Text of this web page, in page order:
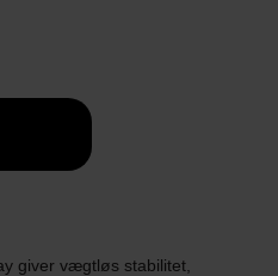
giver vægtløs stabilitet,